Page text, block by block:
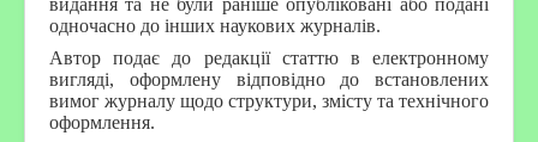
одночасно до інших наукових журналів.
Автор подає до редакції статтю в електронному
вигляді, оформлену відповідно до встановлених
вимог журналу щодо структури, змісту та технічного
оформлення.